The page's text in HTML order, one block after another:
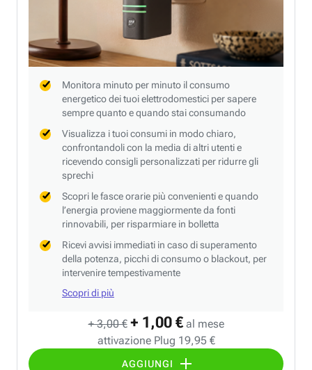
+ 3,00 € + 1,00 € al mese
attivazione Plug 19,95 €
AGGIUNGI
Monitora minuto per minuto il consumo
energetico dei tuoi elettrodomestici per sapere
sempre quanto e quando stai consumando
Visualizza i tuoi consumi in modo chiaro,
confrontandoli con la media di altri utenti e
ricevendo consigli personalizzati per ridurre gli
sprechi
Scopri le fasce orarie più convenienti e quando
l’energia proviene maggiormente da fonti
rinnovabili, per risparmiare in bolletta
Ricevi avvisi immediati in caso di superamento
della potenza, picchi di consumo o blackout, per
intervenire tempestivamente
Scopri di più